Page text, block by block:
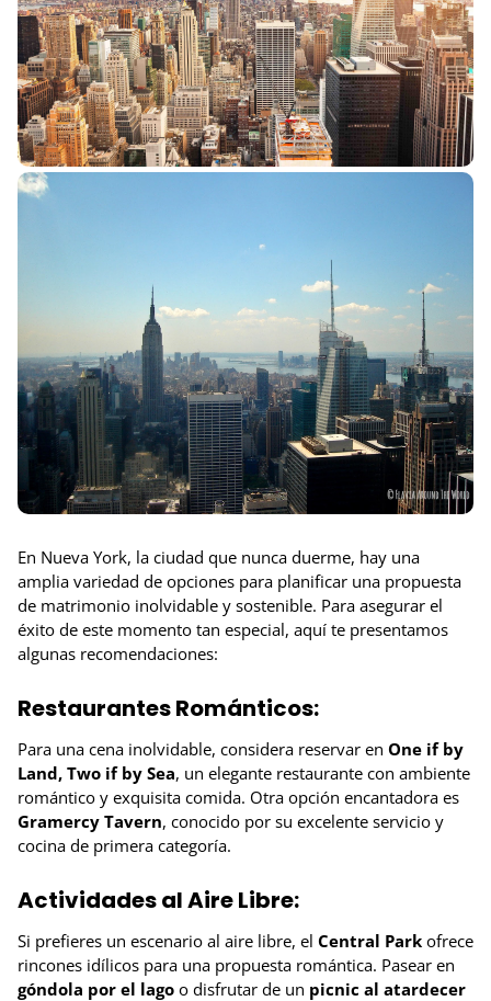
En Nueva York, la ciudad que nunca duerme, hay una
amplia variedad de opciones para planificar una propuesta
de matrimonio inolvidable y sostenible. Para asegurar el
éxito de este momento tan especial, aquí te presentamos
algunas recomendaciones:
Restaurantes Románticos:
Para una cena inolvidable, considera reservar en One if by
Land, Two if by Sea, un elegante restaurante con ambiente
romántico y exquisita comida. Otra opción encantadora es
Gramercy Tavern, conocido por su excelente servicio y
cocina de primera categoría.
Actividades al Aire Libre:
Si prefieres un escenario al aire libre, el Central Park ofrece
rincones idílicos para una propuesta romántica. Pasear en
góndola por el lago o disfrutar de un picnic al atardecer